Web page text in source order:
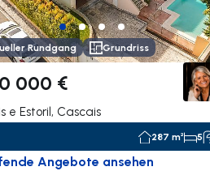
Rundgang Grundriss
000 €
e Estoril, Cascais
287 m² 5
Angebote ansehen